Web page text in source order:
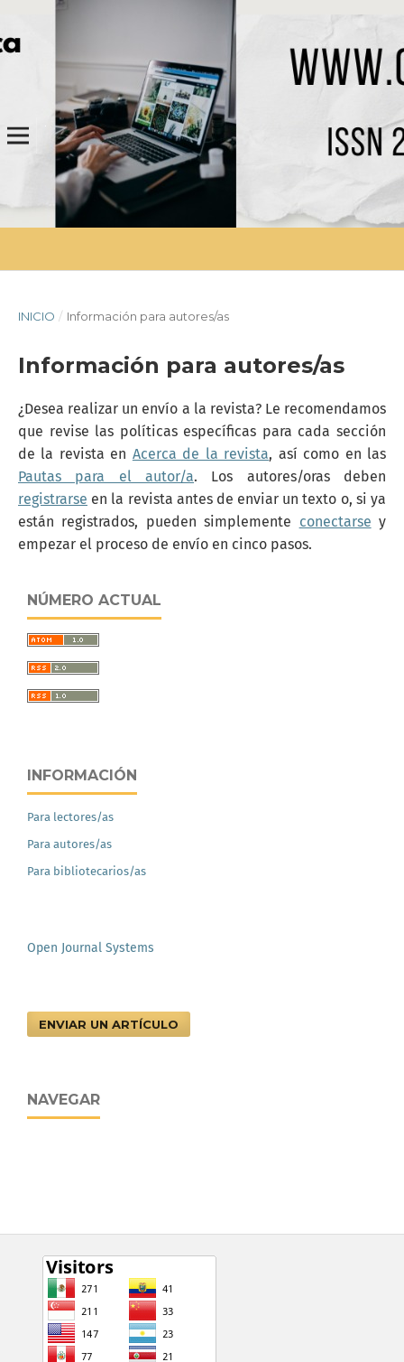
INICIO / Información para autores/as
Información para autores/as
¿Desea realizar un envío a la revista? Le recomendamos
que revise las políticas específicas para cada sección
de la revista en Acerca de la revista, así como en las
Pautas para el autor/a. Los autores/oras deben
registrarse en la revista antes de enviar un texto o, si ya
están registrados, pueden simplemente conectarse y
empezar el proceso de envío en cinco pasos.
NÚMERO ACTUAL
INFORMACIÓN
Para lectores/as
Para autores/as
Para bibliotecarios/as
Open Journal Systems
ENVIAR UN ARTÍCULO
NAVEGAR